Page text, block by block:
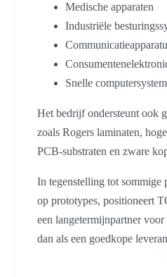
Medische apparaten
Industriële
Snelle
Het bedrijf ondersteunt ook
zoals Rogers laminaten,
PCB-substraten en zware
In tegenstelling tot sommige
op prototypes, positioneert
een langetermijnpartner
dan als een goedkope